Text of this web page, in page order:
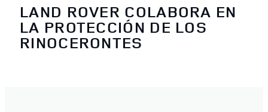
LAND ROVER COLABORA EN
LA PROTECCIÓN DE LOS
RINOCERONTES